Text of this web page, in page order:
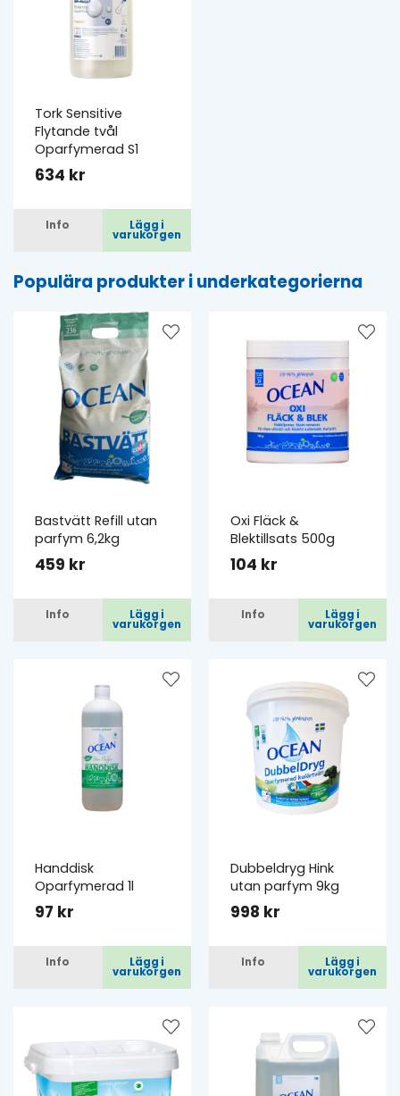
Tork Sensitive
Flytande tvål
Oparfymerad S1
634 kr
Info Lägg i
varukorgen
Populära produkter i underkategorierna
Bastvätt Refill utan
parfym 6,2kg
459 kr
Info Lägg i
varukorgen
Oxi Fläck &
Blektillsats 500g
104 kr
Info Lägg i
varukorgen
Handdisk
Oparfymerad 1l
97 kr
Info Lägg i
varukorgen
Dubbeldryg Hink
utan parfym 9kg
998 kr
Info Lägg i
varukorgen